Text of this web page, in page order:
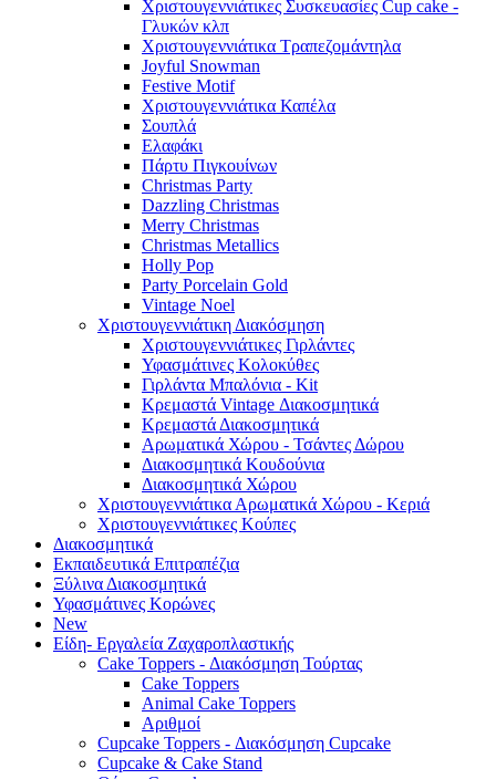
Χριστουγεννιάτικες Συσκευασίες Cup cake -
Γλυκών κλπ
Χριστουγεννιάτικα Τραπεζομάντηλα
Joyful Snowman
Festive Motif
Χριστουγεννιάτικα Καπέλα
Σουπλά
Ελαφάκι
Πάρτυ Πιγκουίνων
Christmas Party
Dazzling Christmas
Merry Christmas
Christmas Metallics
Holly Pop
Party Porcelain Gold
Vintage Noel
Χριστουγεννιάτικη Διακόσμηση
Χριστουγεννιάτικες Γιρλάντες
Υφασμάτινες Κολοκύθες
Γιρλάντα Μπαλόνια - Kit
Κρεμαστά Vintage Διακοσμητικά
Κρεμαστά Διακοσμητικά
Αρωματικά Χώρου - Τσάντες Δώρου
Διακοσμητικά Κουδούνια
Διακοσμητικά Χώρου
Χριστουγεννιάτικα Αρωματικά Χώρου - Κεριά
Χριστουγεννιάτικες Κούπες
Διακοσμητικά
Εκπαιδευτικά Επιτραπέζια
Ξύλινα Διακοσμητικά
Υφασμάτινες Κορώνες
New
Είδη- Εργαλεία Ζαχαροπλαστικής
Cake Toppers - Διακόσμηση Τούρτας
Cake Toppers
Animal Cake Toppers
Αριθμοί
Cupcake Toppers - Διακόσμηση Cupcake
Cupcake & Cake Stand